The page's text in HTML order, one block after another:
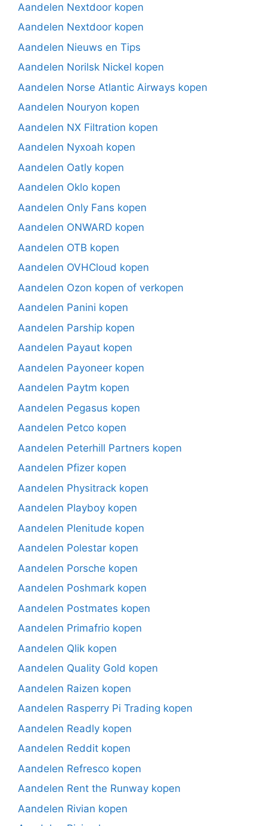
Aandelen Nextdoor kopen
Aandelen Nextdoor kopen
Aandelen Nieuws en Tips
Aandelen Norilsk Nickel kopen
Aandelen Norse Atlantic Airways kopen
Aandelen Nouryon kopen
Aandelen NX Filtration kopen
Aandelen Nyxoah kopen
Aandelen Oatly kopen
Aandelen Oklo kopen
Aandelen Only Fans kopen
Aandelen ONWARD kopen
Aandelen OTB kopen
Aandelen OVHCloud kopen
Aandelen Ozon kopen of verkopen
Aandelen Panini kopen
Aandelen Parship kopen
Aandelen Payaut kopen
Aandelen Payoneer kopen
Aandelen Paytm kopen
Aandelen Pegasus kopen
Aandelen Petco kopen
Aandelen Peterhill Partners kopen
Aandelen Pfizer kopen
Aandelen Physitrack kopen
Aandelen Playboy kopen
Aandelen Plenitude kopen
Aandelen Polestar kopen
Aandelen Porsche kopen
Aandelen Poshmark kopen
Aandelen Postmates kopen
Aandelen Primafrio kopen
Aandelen Qlik kopen
Aandelen Quality Gold kopen
Aandelen Raizen kopen
Aandelen Rasperry Pi Trading kopen
Aandelen Readly kopen
Aandelen Reddit kopen
Aandelen Refresco kopen
Aandelen Rent the Runway kopen
Aandelen Rivian kopen